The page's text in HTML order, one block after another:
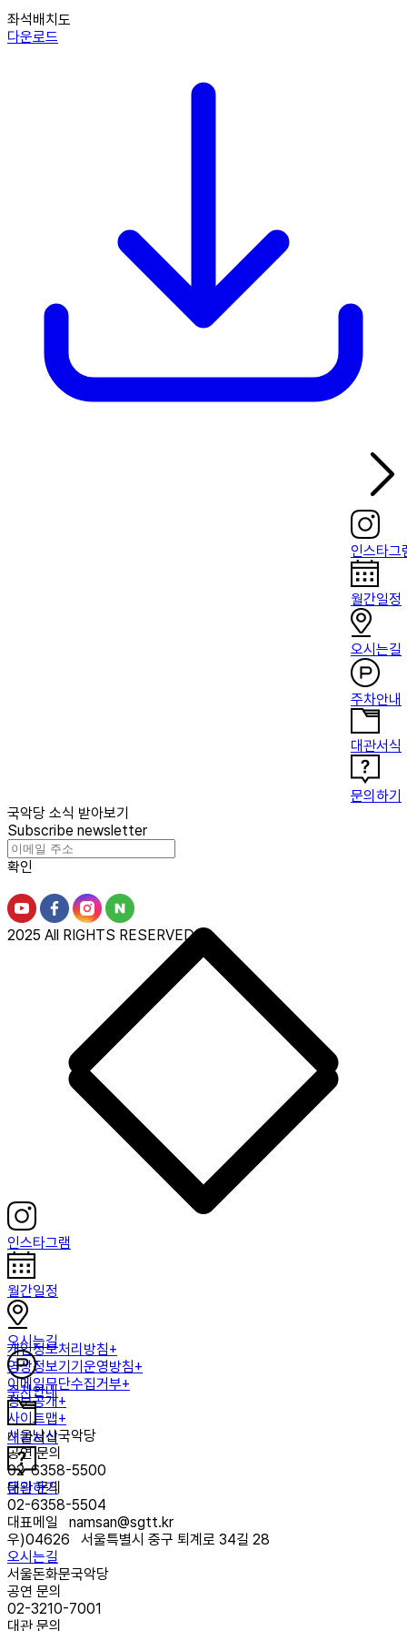
좌석배치도
다운로드
인스타그
월간일정
오시는길
주차안내
대관서식
문의하기
인스타그램
월간일정
오시는길
주차안내
대관서식
문의하기
국악당 소식 받아보기
Subscribe newsletter
확인
2025 All RIGHTS RESERVED.
개인정보처리방침+
영상정보기기운영방침+
이메일무단수집거부+
정보공개+
사이트맵+
서울남산국악당
공연 문의
02-6358-5500
대관 문의
02-6358-5504
대표메일 namsan@sgtt.kr
우)04626
서울특별시 중구 퇴계로 34길 28
오시는길
서울돈화문국악당
공연 문의
02-3210-7001
대관 문의